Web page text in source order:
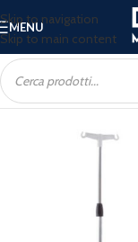
Skip to navigation
Skip to main content
MENU